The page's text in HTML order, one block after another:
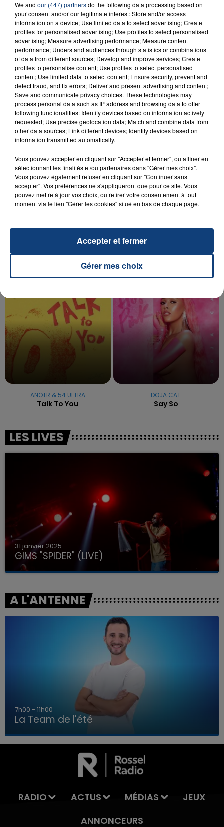
LA TEAM DE L'ÉTÉ
23 juillet 2026
INCENDIE MORTEL À LENS : UNE FEMME ET
SON BÉBÉ ENTRE LA VIE ET LA...
Un homme s'est immolé par le feu après avoir
aspergé sa compagne et leur bébé de trois mois
d'un liquide inflammable.
20 juillet 2026
UNE ADOLESCENTE DEVANT SE FAIRE
La famille a porté plainte contre la clinique qui a
reconnu sa responsabilité et présenté ses
excuses.
TITRES DIFFUSÉS
ANOTR & 54 ULTRA
Talk To You
DOJA CAT
Say So
LES LIVES
31 janvier 2025
GIMS "SPIDER" (LIVE)
A L'ANTENNE
7h00 - 11h00
La Team de l'été
RADIO ACTUS MÉDIAS
JEUX
ANNONCEURS
We and our (447) partnersdo the following data processing based on
your consent and/or our legitimate interest: Store and/or access
information on a device; Use limited data to select advertising; Create
profiles for personalised advertising; Use profiles to select personalised
advertising; Measure advertising performance; Measure content
performance; Understand audiences through statistics or combinations
of data from different sources; Develop and improve services; Create
profiles to personalise content; Use profiles to select personalised
content; Use limited data to select content; Ensure security, prevent and
detect fraud, and fix errors; Deliver and present advertising and content;
Save and communicate privacy choices. These technologies may
process personal data such as IP address and browsing data to offer
following functionalities: Identify devices based on information actively
requested; Use precise geolocation data; Match and combine data from
other data sources; Link different devices; Identify devices based on
information transmitted automatically.
Vous pouvez accepter en cliquant sur "Accepter et fermer", ou affiner en
sélectionnant les finalités et/ou partenaires dans "Gérer mes choix".
Vous pouvez également refuser en cliquant sur "Continuer sans
accepter". Vos préférences ne s'appliqueront que pour ce site. Vous
pouvez mettre à jour vos choix, ou retirer votre consentement à tout
moment via le lien "Gérer les cookies" situé en bas de chaque page.
Gérer mes choix
Accepter et fermer